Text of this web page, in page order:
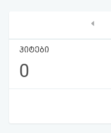
კოდი
სალიცენზიო
ჰიტები
0
‹